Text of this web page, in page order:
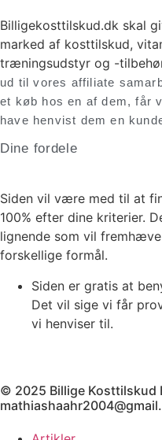
Billigekosttilskud.dk skal
marked af kosttilskud,
træningsudstyr og -
ud til vores affiliate
et køb hos en af dem, får
have henvist dem en
Dine fordele
Siden vil være med til at
100% efter dine kriterier.
lignende som vil
forskellige formål.
Siden er gratis at
Det vil sige vi får
vi henviser til.
© 2025 Billige Kosttilskud